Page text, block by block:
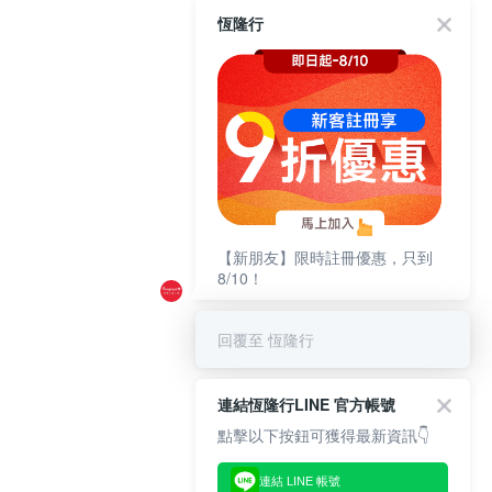
恆隆行
【新朋友】限時註冊優惠，只到
8/10！
回覆至 恆隆行
連結恆隆行LINE 官方帳號
點擊以下按鈕可獲得最新資訊👇
連結 LINE 帳號